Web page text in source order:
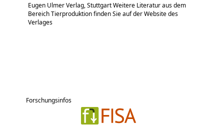
Eugen Ulmer Verlag, Stuttgart Weitere Literatur aus dem
Bereich Tierproduktion finden Sie auf der Website des
Verlages
Forschungsinfos